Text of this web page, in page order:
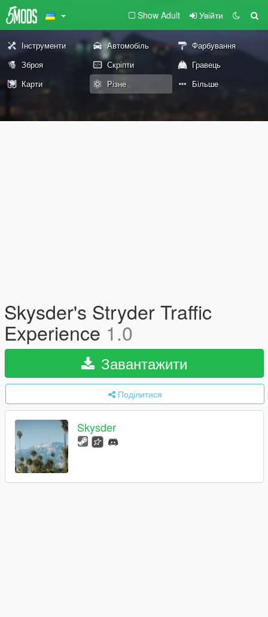
Show Adult Увійти
Інструменти Автомобіль
Фарбування
Зброя
Скріпти
Гравець
Карти
Різне Більше
Skysder's Stryder Traffic
Experience 1.0
Завантажити
Поділитися
Skysder